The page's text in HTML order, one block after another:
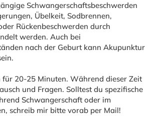
Schwangerschaftsbeschwerden
Übelkeit, Sodbrennen,
Rückenbeschwerden durch
werden. Auch bei
nach der Geburt kann Akupunktur
für 20-25 Minuten. Während dieser Zeit
und Fragen. Solltest du spezifische
Schwangerschaft oder im
schreib mir bitte vorab per Mail!